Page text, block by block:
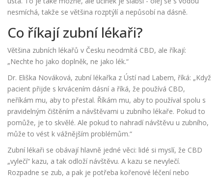
nesmíchá, takže se většina rozptýlí a nepůsobí na dásně.
Co říkají zubní lékaři?
Většina zubních lékařů v Česku neodmítá CBD, ale říkají:
„Nechte ho jako doplněk, ne jako lék.“
Dr. Eliška Nováková, zubní lékařka z Ústí nad Labem, říká: „Když
pacient přijde s krvácením dásní a říká, že používá CBD,
neříkám mu, aby to přestal. Říkám mu, aby to používal spolu s
pravidelným čištěním a návštěvami u zubního lékaře. Pokud to
pomůže, je to skvělé. Ale pokud to nahradí návštěvu u zubního,
může to vést k vážnějším problémům.“
Zubní lékaři se obávají hlavně jedné věci: lidé si myslí, že CBD
„vylečí“ kazu, a tak odloží návštěvu. A kazu se nevylečí.
Rozpadne se zub, a pak je potřeba kořenové léčení nebo